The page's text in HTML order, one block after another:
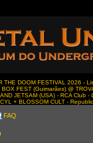
THE DOOM FESTIVAL 2026 -
FEST (Guimarães) @
JETSAM (USA) - RCA Club -
+ BLOSSOM CULT -
FAQ